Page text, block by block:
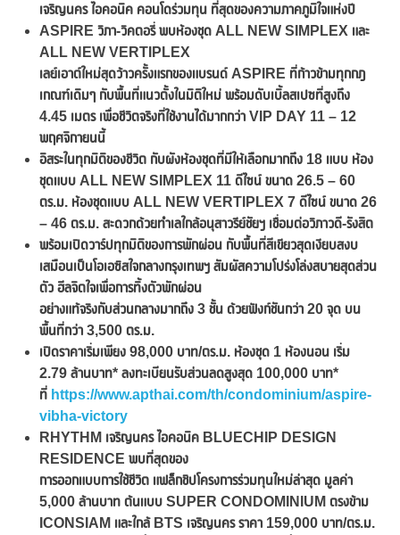
เจริญนคร ไอคอนิค คอนโดร่วมทุน ที่สุดของความภาคภูมิใจแห่งปี
ASPIRE วิภา-วิคตอรี่ พบห้องชุด ALL NEW SIMPLEX และ
ALL NEW VERTIPLEX
เลย์เอาต์ใหม่สุดว้าวครั้งแรกของแบรนด์ ASPIRE ที่ก้าวข้ามทุกกฎ
เกณฑ์เดิมๆ กับพื้นที่แนวตั้งในมิติใหม่ พร้อมดับเบิ้ลสเปซที่สูงถึง
4.45 เมตร เพื่อชีวิตจริงที่ใช้งานได้มากกว่า VIP DAY 11 – 12
พฤศจิกายนนี้
อิสระในทุกมิติของชีวิต กับผังห้องชุดที่มีให้เลือกมากถึง 18 แบบ ห้อง
ชุดแบบ ALL NEW SIMPLEX 11 ดีไซน์ ขนาด 26.5 – 60
ตร.ม. ห้องชุดแบบ ALL NEW VERTIPLEX 7 ดีไซน์ ขนาด 26
– 46 ตร.ม. สะดวกด้วยทำเลใกล้อนุสาวรีย์ชัยฯ เชื่อมต่อวิภาวดี-รังสิต
พร้อมเปิดวาร์ปทุกมิติของการพักผ่อน กับพื้นที่สีเขียวสุดเงียบสงบ
เสมือนเป็นโอเอซิสใจกลางกรุงเทพฯ สัมผัสความโปร่งโล่งสบายสุดส่วน
ตัว ฮีลจิตใจเพื่อการทิ้งตัวพักผ่อน
อย่างแท้จริงกับส่วนกลางมากถึง 3 ชั้น ด้วยฟังก์ชันกว่า 20 จุด บน
พื้นที่กว่า 3,500 ตร.ม.
เปิดราคาเริ่มเพียง 98,000 บาท/ตร.ม. ห้องชุด 1 ห้องนอน เริ่ม
2.79 ล้านบาท* ลงทะเบียนรับส่วนลดสูงสุด 100,000 บาท*
ที่ https://www.apthai.com/th/condominium/aspire-
vibha-victory
RHYTHM เจริญนคร ไอคอนิค BLUECHIP DESIGN
RESIDENCE พบที่สุดของ
การออกแบบการใช้ชีวิต แฟล็กชิปโครงการร่วมทุนใหม่ล่าสุด มูลค่า
5,000 ล้านบาท ต้นแบบ SUPER CONDOMINIUM ตรงข้าม
ICONSIAM และใกล้ BTS เจริญนคร ราคา 159,000 บาท/ตร.ม.